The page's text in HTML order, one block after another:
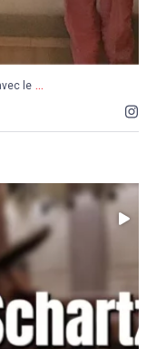
le ...
le pas :